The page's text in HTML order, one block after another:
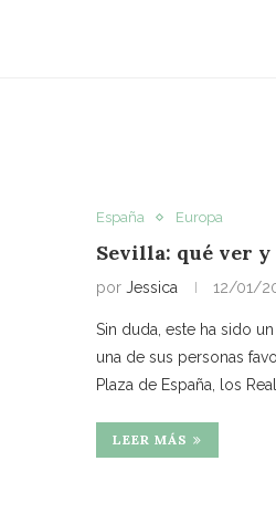
España Europa
Sevilla: qué ver
por Jessica 12/01/
Sin duda, este ha sido
una de sus personas
Plaza de España, los
LEER MÁS